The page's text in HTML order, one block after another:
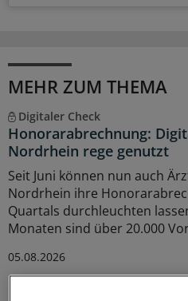
MEHR ZUM THEMA
Digitaler Check
Honorarabrechnung:
Nordrhein rege genutzt
Seit Juni können nun auch
Nordrhein ihre
Quartals durchleuchten
Monaten sind über 20.000
05.08.2026